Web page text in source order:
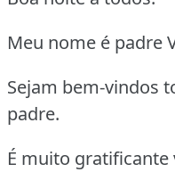
Meu nome é padre
Sejam bem-vindos
padre.
É muito gratificante